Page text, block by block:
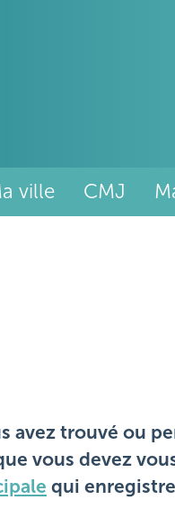
ville CMJ
avez trouvé ou
vous devez
qui